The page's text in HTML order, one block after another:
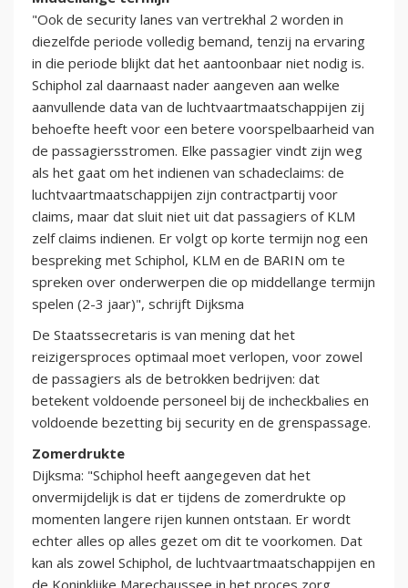
"Ook de security lanes van vertrekhal 2 worden in
diezelfde periode volledig bemand, tenzij na ervaring
in die periode blijkt dat het aantoonbaar niet nodig is.
Schiphol zal daarnaast nader aangeven aan welke
aanvullende data van de luchtvaartmaatschappijen zij
behoefte heeft voor een betere voorspelbaarheid van
de passagiersstromen. Elke passagier vindt zijn weg
als het gaat om het indienen van schadeclaims: de
luchtvaartmaatschappijen zijn contractpartij voor
claims, maar dat sluit niet uit dat passagiers of KLM
zelf claims indienen. Er volgt op korte termijn nog een
bespreking met Schiphol, KLM en de BARIN om te
spreken over onderwerpen die op middellange termijn
spelen (2-3 jaar)", schrijft Dijksma
De Staatssecretaris is van mening dat het
reizigersproces optimaal moet verlopen, voor zowel
de passagiers als de betrokken bedrijven: dat
betekent voldoende personeel bij de incheckbalies en
voldoende bezetting bij security en de grenspassage.
Zomerdrukte
Dijksma: "Schiphol heeft aangegeven dat het
onvermijdelijk is dat er tijdens de zomerdrukte op
momenten langere rijen kunnen ontstaan. Er wordt
echter alles op alles gezet om dit te voorkomen. Dat
kan als zowel Schiphol, de luchtvaartmaatschappijen en